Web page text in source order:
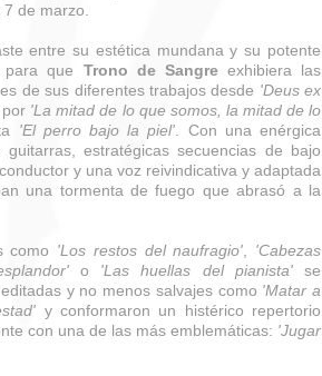
de marzo.
entre su estética mundana y su potente
para que Trono de Sangreexhibiera las
de sus diferentes trabajos desde 'Deus ex
por 'La mitad de lo que somos, la mitad de lo
'El perro bajo la piel' . Con una enérgica
guitarras, estratégicas secuencias de bajo
y una voz reivindicativa y adaptada
una tormenta de fuego que abrasó a la
como 'Los restos del naufragio'
'Cabezas
o 'Las huellas del pianista'se
y no menos salvajes como 'Matar a
y conformaron un histérico repertorio
con una de las más emblemáticas: 'Jugar